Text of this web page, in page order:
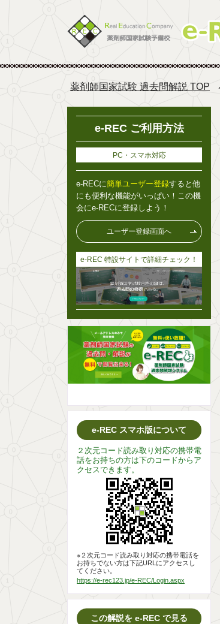
薬剤師国家試験 過去問解説 TOP
e-REC ご利用方法
PC・スマホ対応
e-RECに簡単ユーザー登録すると他
にも便利な機能がいっぱい！この機
会にe-RECに登録しよう！
ユーザー登録画面へ
e-REC 特設サイトで詳細チェック！
e-REC スマホ版について
２次元コード読み取り対応の携帯電
話をお持ちの方は下のコードからア
クセスできます。
※２次元コード読み取り対応の携帯電話を
お持ちでない方は下記URLにアクセスし
てください。
https://e-rec123.jp/e-REC/Login.aspx
この解説を e-REC で見る